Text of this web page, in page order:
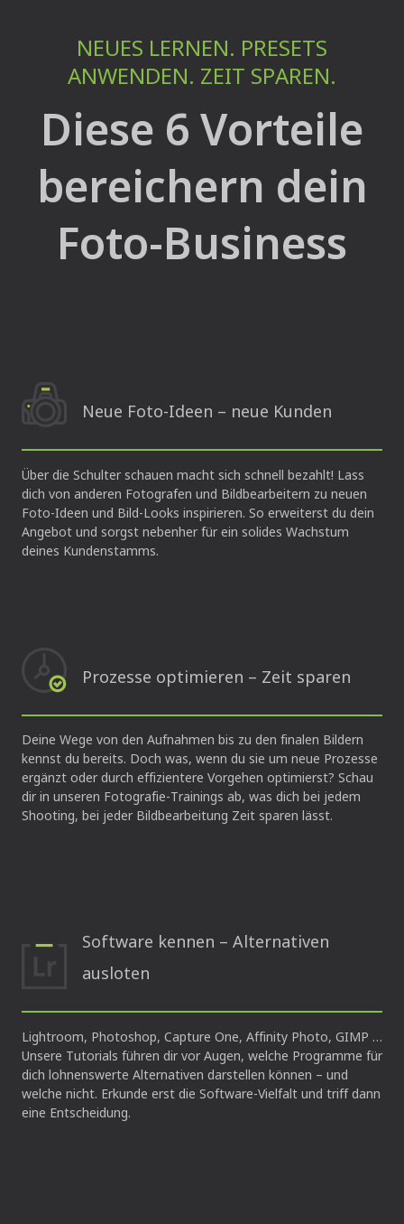
NEUES LERNEN. PRESETS
ANWENDEN. ZEIT SPAREN.
Diese 6 Vorteile
bereichern dein
Foto-Business
Neue Foto-Ideen – neue Kunden
Über die Schulter schauen macht sich schnell bezahlt! Lass
dich von anderen Fotografen und Bildbearbeitern zu neuen
Foto-Ideen und Bild-Looks inspirieren. So erweiterst du dein
Angebot und sorgst nebenher für ein solides Wachstum
deines Kundenstamms.
Prozesse optimieren – Zeit sparen
Deine Wege von den Aufnahmen bis zu den finalen Bildern
kennst du bereits. Doch was, wenn du sie um neue Prozesse
ergänzt oder durch effizientere Vorgehen optimierst? Schau
dir in unseren Fotografie-Trainings ab, was dich bei jedem
Shooting, bei jeder Bildbearbeitung Zeit sparen lässt.
Software kennen – Alternativen
ausloten
Lightroom, Photoshop, Capture One, Affinity Photo, GIMP …
Unsere Tutorials führen dir vor Augen, welche Programme für
dich lohnenswerte Alternativen darstellen können – und
welche nicht. Erkunde erst die Software-Vielfalt und triff dann
eine Entscheidung.